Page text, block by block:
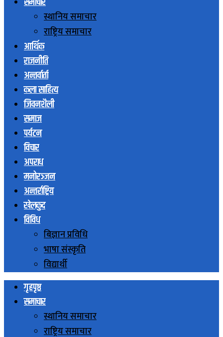
स्थानिय समाचार
राष्ट्रिय समाचार
आर्थिक
राजनीति
अन्तर्वार्ता
कला साहित्य
जिवनशैली
समाज
पर्यटन
विचार
अपराध
मनोरञ्जन
अन्तर्राष्ट्रिय
खेलकुद
विविध
बिज्ञान प्रविधि
भाषा संस्कृति
विद्यार्थी
गृहपृष्ठ
समाचार
स्थानिय समाचार
राष्ट्रिय समाचार